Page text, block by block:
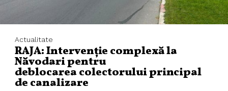
Actualitate
RAJA: Intervenție complexă la
Năvodari pentru
deblocarea colectorului principal
de canalizare